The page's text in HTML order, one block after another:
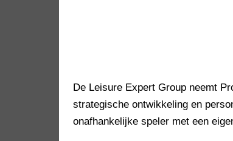
De Leisure Expert Group neemt
strategische ontwikkeling en
onafhankelijke speler met een